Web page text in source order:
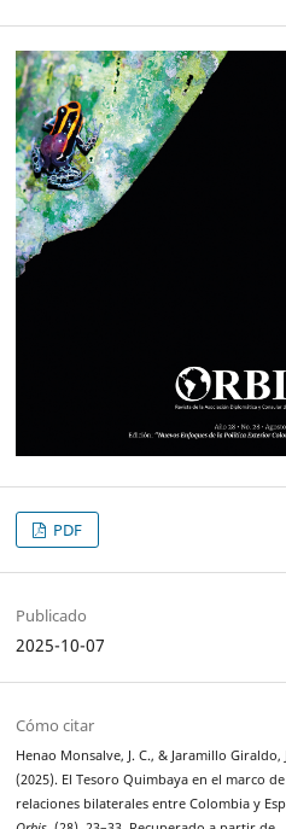
PDF
Publicado
2025-10-07
Cómo citar
Henao Monsalve, J. C., & Jaramillo Giraldo,
(2025). El Tesoro Quimbaya en el marco
relaciones bilaterales entre Colombia y